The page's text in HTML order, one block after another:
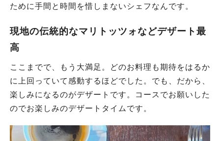
ために手間と時間を惜しまないシェフなんです。
現地の伝統的なマリトッツォなどデザート最
高
ここまでで、もう大満足。どのお料理も期待をはるか
に上回っていて感動するほどでした。でも、だから、
楽しみになるのがデザートです。コースでお願いした
のでお楽しみのデザートタイムです。